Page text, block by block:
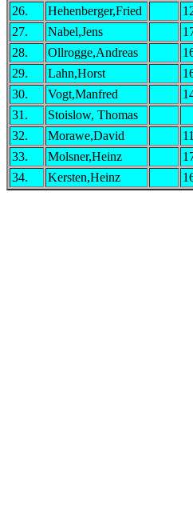
26.
Hehenberger,Fried
27.
Nabel,Jens
28.
Ollrogge,Andreas
29.
Lahn,Horst
30.
Vogt,Manfred
31.
Stoislow, Thomas
32.
Morawe,David
33.
Molsner,Heinz
34.
Kersten,Heinz